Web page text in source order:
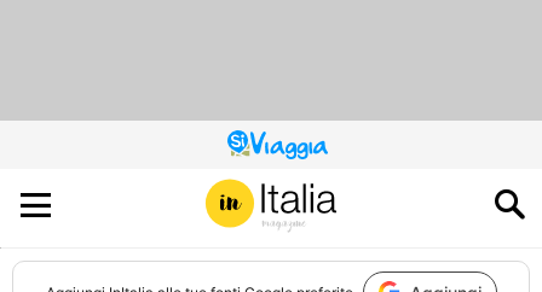
QUESTO
SITO
CONTRIBUISCE
ALL’AUDIENCE
DI